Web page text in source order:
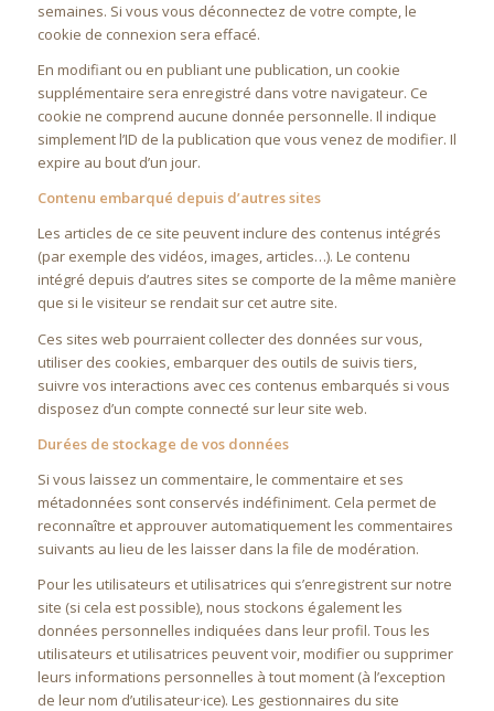
semaines. Si vous vous déconnectez de votre compte, le
cookie de connexion sera effacé.
En modifiant ou en publiant une publication, un cookie
supplémentaire sera enregistré dans votre navigateur. Ce
cookie ne comprend aucune donnée personnelle. Il indique
simplement l’ID de la publication que vous venez de modifier. Il
expire au bout d’un jour.
Contenu embarqué depuis d’autres sites
Les articles de ce site peuvent inclure des contenus intégrés
(par exemple des vidéos, images, articles…). Le contenu
intégré depuis d’autres sites se comporte de la même manière
que si le visiteur se rendait sur cet autre site.
Ces sites web pourraient collecter des données sur vous,
utiliser des cookies, embarquer des outils de suivis tiers,
suivre vos interactions avec ces contenus embarqués si vous
disposez d’un compte connecté sur leur site web.
Durées de stockage de vos données
Si vous laissez un commentaire, le commentaire et ses
métadonnées sont conservés indéfiniment. Cela permet de
reconnaître et approuver automatiquement les commentaires
suivants au lieu de les laisser dans la file de modération.
Pour les utilisateurs et utilisatrices qui s’enregistrent sur notre
site (si cela est possible), nous stockons également les
données personnelles indiquées dans leur profil. Tous les
utilisateurs et utilisatrices peuvent voir, modifier ou supprimer
leurs informations personnelles à tout moment (à l’exception
de leur nom d’utilisateur·ice). Les gestionnaires du site